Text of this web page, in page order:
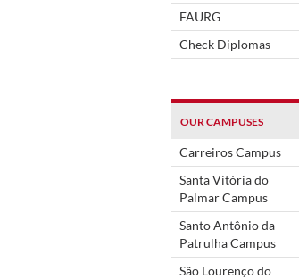
FAURG
Check Diplomas
OUR CAMPUSES
Carreiros Campus
Santa Vitória do
Palmar Campus
Santo Antônio da
Patrulha Campus
São Lourenço do